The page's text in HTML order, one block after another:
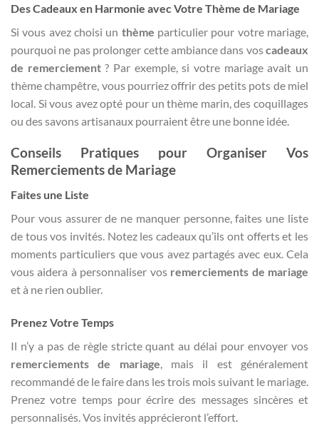
Des Cadeaux en Harmonie avec Votre Thème de Mariage
Si vous avez choisi un thème particulier pour votre mariage,
pourquoi ne pas prolonger cette ambiance dans voscadeaux
de remerciement? Par exemple, si votre mariage avait un
thème champêtre, vous pourriez offrir des petits pots de miel
local. Si vous avez opté pour un thème marin, des coquillages
ou des savons artisanaux pourraient être une bonne idée.
Conseils Pratiques pour Organiser Vos
Remerciements de Mariage
Faites une Liste
Pour vous assurer de ne manquer personne, faites une liste
de tous vos invités. Notez les cadeaux qu’ils ont offerts et les
moments particuliers que vous avez partagés avec eux. Cela
vous aidera à personnaliser vos remerciements de mariage
et à ne rien oublier.
Prenez Votre Temps
Il n’y a pas de règle stricte quant au délai pour envoyer vos
remerciements de mariage , mais il est généralement
recommandé de le faire dans les trois mois suivant le mariage.
Prenez votre temps pour écrire des messages sincères et
personnalisés. Vos invités apprécieront l’effort.